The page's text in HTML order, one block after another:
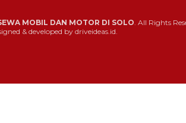
MOBIL DAN MOTOR DI SOLO . All Rights
& developed by driveideas.id.